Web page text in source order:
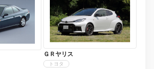
ＧＲヤリス
トヨタ